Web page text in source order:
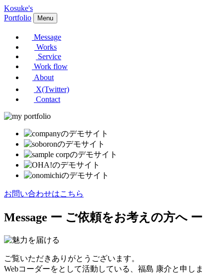
Kosuke's
Portfolio
Menu
Message
Works
Service
Work flow
About
X(Twitter)
Contact
お問い合わせはこちら
Message ー ご依頼をお考えの方へ ー
ご覧いただきありがとうございます。
Webコーダーをとして活動している、福島 康介と申しま